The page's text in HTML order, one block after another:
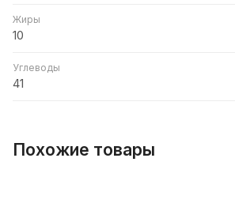
Жиры
10
Углеводы
41
Похожие товары